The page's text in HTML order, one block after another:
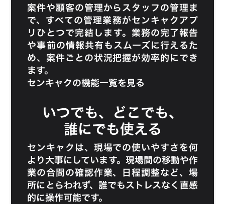
案件や顧客の管理からスタッフの管理ま
で、すべての管理業務がセンキャクアプ
リひとつで完結します。業務の完了報告
や事前の情報共有もスムーズに行えるた
め、案件ごとの状況把握が効率的にでき
ます。
センキャクの機能一覧を見る
いつでも、どこでも、
誰にでも使える
センキャクは、現場での使いやすさを何
より大事にしています。現場間の移動や作
業の合間の確認作業、日程調整など、場
所にとらわれず、誰でもストレスなく直感
的に操作可能です。